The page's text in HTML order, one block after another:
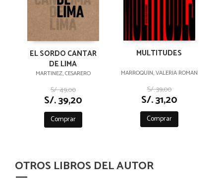
EL SORDO CANTAR
DE LIMA
MARTINEZ, CESARERO
S/. 49,00
S/. 39,20
Comprar
MULTITUDES
MARROQUIN, VALERIA ROMAN
S/. 39,00
S/. 31,20
Comprar
OTROS LIBROS DEL AUTOR